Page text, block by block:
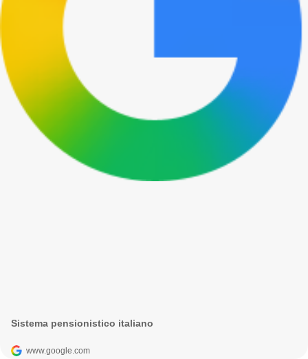
Sistema pensionistico italiano
www.google.com